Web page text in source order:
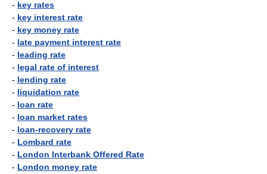
- key rates
- key interest rate
- key money rate
- late payment interest rate
- leading rate
- legal rate of interest
- lending rate
- liquidation rate
- loan rate
- loan market rates
- loan-recovery rate
- Lombard rate
- London Interbank Offered Rate
- London money rate